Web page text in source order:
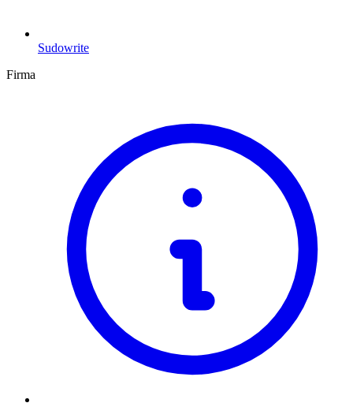
Sudowrite
Firma